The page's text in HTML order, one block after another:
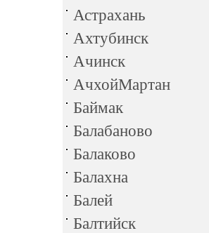
Астрахань
Ахтубинск
Ачинск
АчхойМартан
Баймак
Балабаново
Балаково
Балахна
Балей
Балтийск